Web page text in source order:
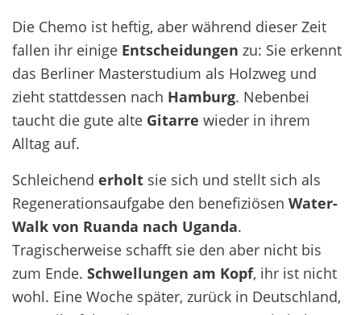
Die Chemo ist heftig, aber während dieser Zeit
fallen ihr einige Entscheidungen zu: Sie erkennt
das Berliner Masterstudium als Holzweg und
zieht stattdessen nach Hamburg. Nebenbei
taucht die gute alte Gitarre wieder in ihrem
Alltag auf.
Schleichend erholt sie sich und stellt sich als
Regenerationsaufgabe den benefiziösen Water-
Walk von Ruanda nach Uganda.
Tragischerweise schafft sie den aber nicht bis
zum Ende. Schwellungen am Kopf, ihr ist nicht
wohl. Eine Woche später, zurück in Deutschland,